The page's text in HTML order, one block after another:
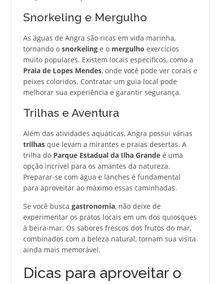
Snorkeling e Mergulho
As águas de Angra são ricas em vida marinha,
tornando o snorkelinge o mergulho exercícios
muito populares. Existem locais específicos, como a
Praia de Lopes Mendes, onde você pode ver corais e
peixes coloridos. Contratar um guia local pode
melhorar sua experiência e garantir segurança.
Trilhas e Aventura
Além das atividades aquáticas, Angra possui várias
trilhasque levam a mirantes e praias desertas. A
trilha do Parque Estadual da Ilha Grandeé uma
opção incrível para os amantes da natureza.
Preparar-se com água e lanches é fundamental
para aproveitar ao máximo essas caminhadas.
Se você busca gastronomia, não deixe de
experimentar os pratos locais em um dos quiosques
à beira-mar. Os sabores frescos dos frutos do mar,
combinados com a beleza natural, tornam sua visita
ainda mais memorável.
Dicas para aproveitar o